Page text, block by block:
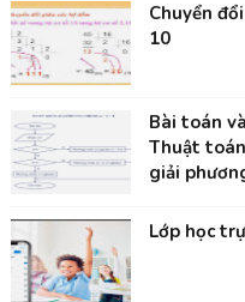
Chuyển
10
Bài toán
Thuật
giải
Lớp học